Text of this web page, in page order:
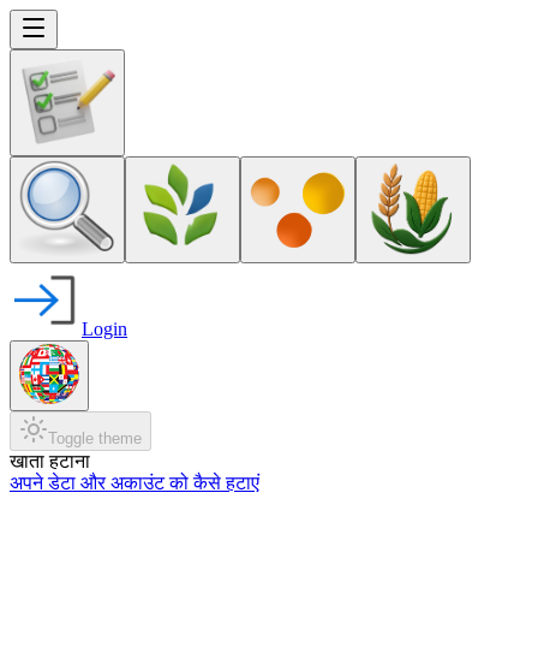
Login
Toggle theme
खाता हटाना
अपने डेटा और अकाउंट को कैसे हटाएं